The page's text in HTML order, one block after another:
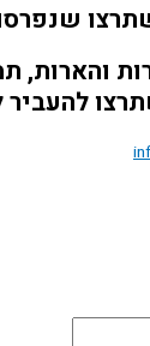
והארות,
להעביר